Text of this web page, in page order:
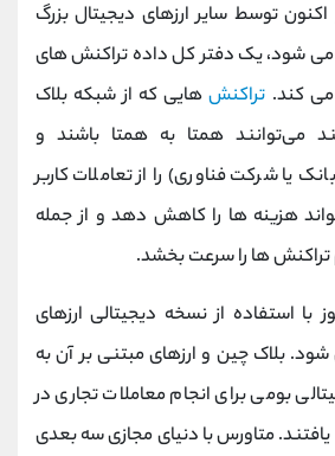
توسط سایر ارزهای دیجیتال بزرگ
می شود، یک دفتر کل داده تراکنش های
کند. تراکنش‌هایی که از شبکه بلاک
می‌توانند همتا به همتا باشند و
یا شرکت فناوری) را از تعاملات کاربر
هزینه ها را کاهش دهد و از جمله
تراکنش ها را سرعت بخشد.
با استفاده از نسخه دیجیتالی ارزهای
بلاک چین و ارزهای مبتنی بر آن به
بومی برای انجام معاملات تجاری در
متاورس با دنیای مجازی سه بعدی